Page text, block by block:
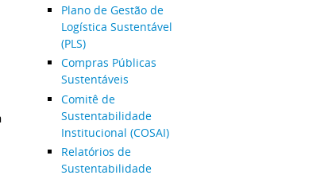
Plano de Gestão de
Logística Sustentável
(PLS)
Compras Públicas
Sustentáveis
Comitê de
Sustentabilidade
Institucional (COSAI)
Relatórios de
Sustentabilidade